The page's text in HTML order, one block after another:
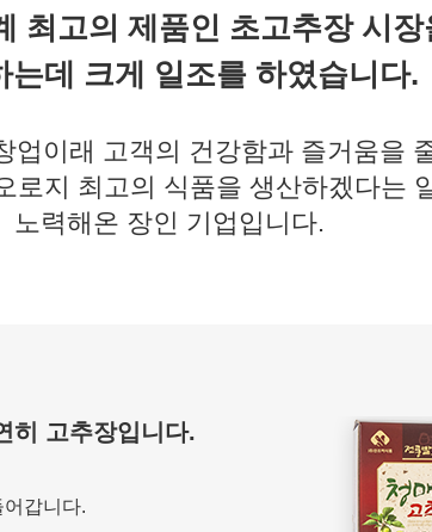
최고의 제품인 초고추장 시
는데 크게 일조를 하였습니다.
업이래 고객의 건강함과 즐거움을
로지 최고의 식품을 생산하겠다는
노력해온 장인 기업입니다.
히 고추장입니다.
갑니다.